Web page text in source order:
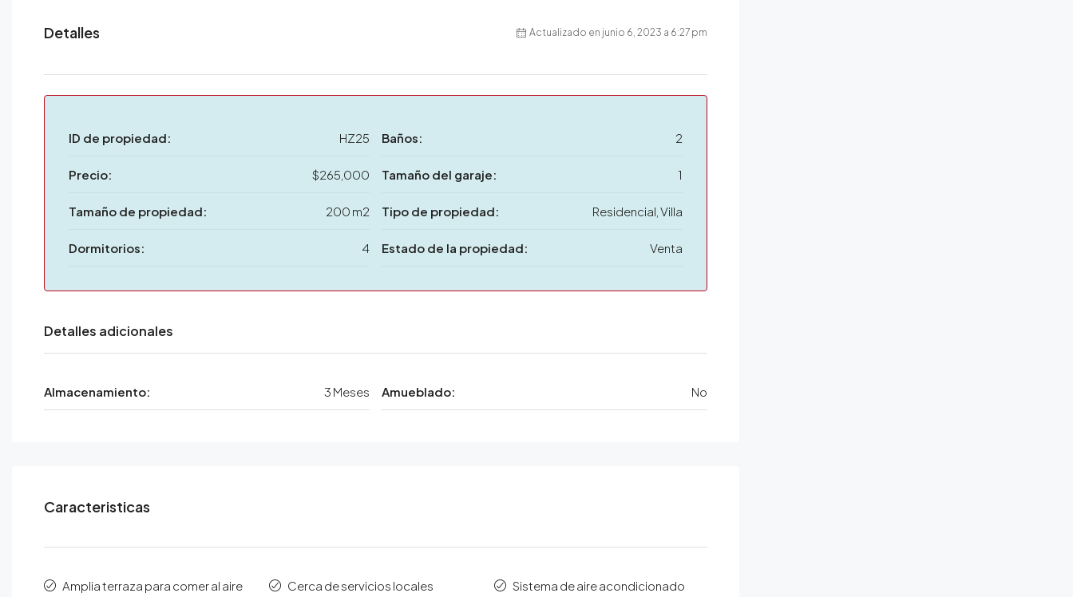
Detalles Actualizado en junio 6, 2023 a 6:27 pm
ID de propiedad: HZ25
Precio: $265,000
Tamaño de propiedad: 200 m2
Dormitorios: 4
Baños: 2
Tamaño del garaje: 1
Tipo de propiedad: Residencial, Villa
Estado de la propiedad: Venta
Detalles adicionales
Almacenamiento: 3 Meses Amueblado: No
Caracteristicas
Amplia terraza para comer al aire
Cerca de servicios locales
Sistema de aire acondicionado